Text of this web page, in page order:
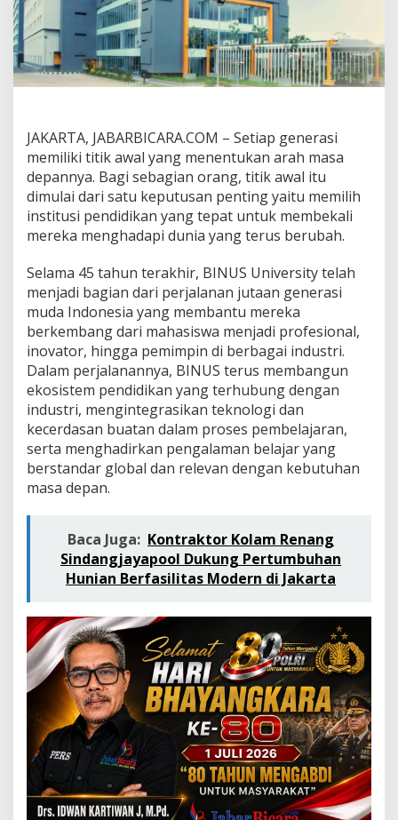
u
a
s
a
D
e
p
a
n
K
i
n
S
a
a
t
y
a
G
i
a
n
K
a
JAKARTA, JABARBICARA.COM – Setiap generasi
memiliki titik awal yang menentukan arah masa
depannya. Bagi sebagian orang, titik awal itu
dimulai dari satu keputusan penting yaitu memilih
institusi pendidikan yang tepat untuk membekali
mereka menghadapi dunia yang terus berubah.
Selama 45 tahun terakhir, BINUS University telah
menjadi bagian dari perjalanan jutaan generasi
muda Indonesia yang membantu mereka
berkembang dari mahasiswa menjadi profesional,
inovator, hingga pemimpin di berbagai industri.
Dalam perjalanannya, BINUS terus membangun
ekosistem pendidikan yang terhubung dengan
industri, mengintegrasikan teknologi dan
kecerdasan buatan dalam proses pembelajaran,
serta menghadirkan pengalaman belajar yang
berstandar global dan relevan dengan kebutuhan
masa depan.
Baca Juga: Kontraktor Kolam Renang
Sindangjayapool Dukung Pertumbuhan
Hunian Berfasilitas Modern di Jakarta